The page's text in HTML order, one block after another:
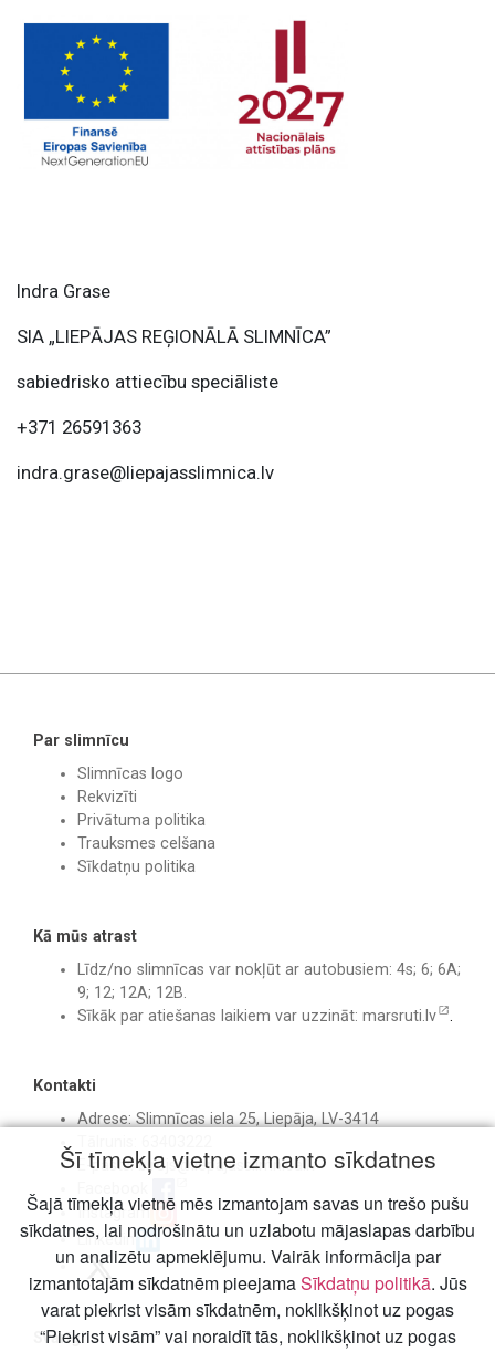
Indra Grase
SIA „LIEPĀJAS REĢIONĀLĀ SLIMNĪCA”
sabiedrisko attiecību speciāliste
+371 26591363
indra.grase@liepajasslimnica.lv
Par slimnīcu
Slimnīcas logo
Rekvizīti
Privātuma politika
Trauksmes celšana
Sīkdatņu politika
Kā mūs atrast
Līdz/no slimnīcas var nokļūt ar autobusiem: 4s; 6; 6A;
9; 12; 12A; 12B.
Sīkāk par atiešanas laikiem var uzzināt: marsruti.lv .
Kontakti
Adrese: Slimnīcas iela 25, Liepāja, LV-3414
E-pasts:birojs@liepajasslimnica.lv
Instagram
Linkedin
Svarīgi
Šī tīmekļa vietne izmanto sīkdatnes
Šajā tīmekļa vietnē mēs izmantojam savas un trešo pušu
sīkdatnes, lai nodrošinātu un uzlabotu mājaslapas darbību
un analizētu apmeklējumu. Vairāk informācija par
izmantotajām sīkdatnēm pieejamaSīkdatņu politikā. Jūs
varat piekrist visām sīkdatnēm, noklikšķinot uz pogas
“Piekrist visām” vai noraidīt tās, noklikšķinot uz pogas